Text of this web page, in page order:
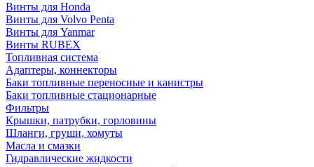
Винты для Honda
Винты для Volvo Penta
Винты для Yanmar
Винты RUBEX
Топливная система
Адаптеры, коннекторы
Баки топливные переносные и канистры
Баки топливные стационарные
Фильтры
Крышки, патрубки, горловины
Шланги, груши, хомуты
Масла и смазки
Гидравлические жидкости